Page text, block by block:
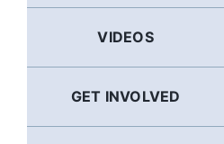
VIDEOS
GET INVOLVED